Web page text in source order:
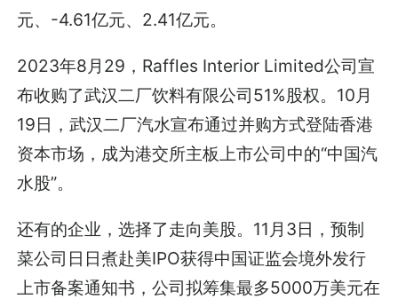
元、-4.61亿元、2.41亿元。
2023年8月29，Raffles Interior Limited公司宣
布收购了武汉二厂饮料有限公司51%股权。10月
19日，武汉二厂汽水宣布通过并购方式登陆香港
资本市场，成为港交所主板上市公司中的“中国汽
水股”。
还有的企业，选择了走向美股。11月3日，预制
菜公司日日煮赴美IPO获得中国证监会境外发行
上市备案通知书，公司拟筹集最多5000万美元在